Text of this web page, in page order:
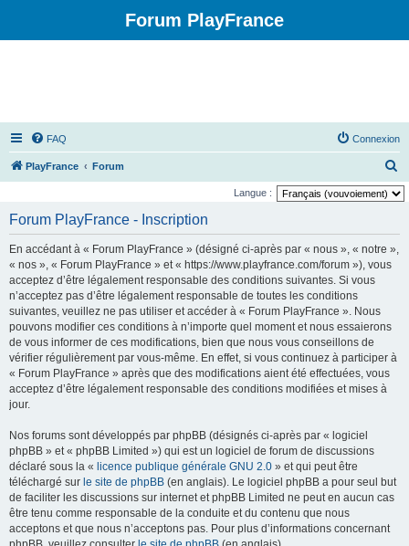
Forum PlayFrance
FAQ Connexion
PlayFrance Forum
e
Langue :
Forum PlayFrance - Inscription
En accédant à « Forum PlayFrance » (désigné ci-après par « nous », « notre »,
« nos », « Forum PlayFrance » et « https://www.playfrance.com/forum »), vous
acceptez d’être légalement responsable des conditions suivantes. Si vous
n’acceptez pas d’être légalement responsable de toutes les conditions
suivantes, veuillez ne pas utiliser et accéder à « Forum PlayFrance ». Nous
pouvons modifier ces conditions à n’importe quel moment et nous essaierons
de vous informer de ces modifications, bien que nous vous conseillons de
vérifier régulièrement par vous-même. En effet, si vous continuez à participer à
« Forum PlayFrance » après que des modifications aient été effectuées, vous
acceptez d’être légalement responsable des conditions modifiées et mises à
jour.
Nos forums sont développés par phpBB (désignés ci-après par « logiciel
phpBB » et « phpBB Limited ») qui est un logiciel de forum de discussions
déclaré sous la « licence publique générale GNU 2.0 » et qui peut être
téléchargé sur le site de phpBB (en anglais). Le logiciel phpBB a pour seul but
de faciliter les discussions sur internet et phpBB Limited ne peut en aucun cas
être tenu comme responsable de la conduite et du contenu que nous
acceptons et que nous n’acceptons pas. Pour plus d’informations concernant